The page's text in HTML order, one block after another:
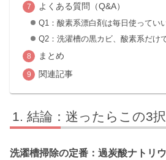
よくある質問（Q&A）
Q1：酸素系漂白剤は毎日使ってい
Q2：洗濯槽の黒カビ、酸素系だけ
まとめ
関連記事
結論：迷ったらこの3
洗濯槽掃除の定番：過炭酸ナトリ